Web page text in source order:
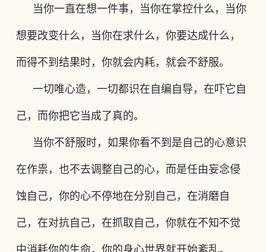
当你一直在想一件事，当你在掌控什么，当你
想要改变什么，当你在求什么， 你要达成什么，
而得不到结果时，你就会内耗，就会不舒服。
一切唯心造，一切都识在自编自导，在吓它自
己，而你把它当成了真的。
当你不舒服时，如果你看不到是自己的心意识
在作祟，也不去调整自己的心， 而是任由妄念侵
蚀 自己， 你的心不停地在分别自己，在消磨自
己，在对抗自己，在抓取自己， 你就在不知不觉
中消耗你的生命，你的身心世界就开始紊乱。